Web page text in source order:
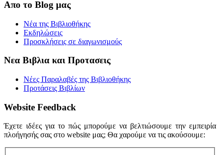
Απο το Blog μας
Νέα της Βιβλιοθήκης
Εκδηλώσεις
Προσκλήσεις σε διαγωνισμούς
Νεα Βιβλια και Προτασεις
Νέες Παραλαβές της Βιβλιοθήκης
Προτάσεις Βιβλίων
Website Feedback
Έχετε ιδέες για το πώς μπορούμε να βελτιώσουμε την εμπειρία
πλοήγησής σας στο website μας; Θα χαρούμε να τις ακούσουμε: